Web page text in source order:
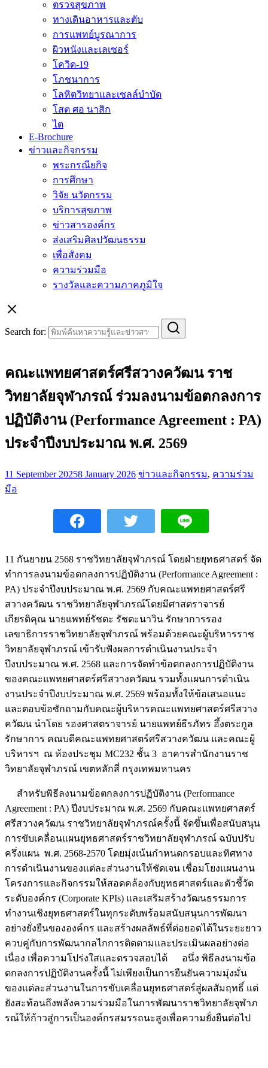
ตรวจสุขภาพ
ทางเดินอาหารและตับ
การแพทย์บูรณาการ
ผิวหนังและเลเซอร์
โควิด-19
โภชนาการ
โลหิตวิทยาและเซลล์บำบัด
โสต ศอ นาสิก
ไต
E-Brochure
ข่าวและกิจกรรม
พระกรณียกิจ
การศึกษา
วิจัย นวัตกรรม
บริการสุขภาพ
ข่าวสารองค์กร
ส่งเสริมศิลปวัฒนธรรม
เพื่อสังคม
ความร่วมมือ
รางวัลและความภาคภูมิใจ
Search for:
คณะแพทยศาสตร์ศรีสวางควัฒน ราช
วิทยาลัยจุฬาภรณ์ ร่วมลงนามข้อตกลงการ
ปฏิบัติงาน (Performance Agreement : PA)
ประจำปีงบประมาณ พ.ศ. 2569
11 September 20258 January 2026 ข่าวและกิจกรรม, ความร่วม
มือ
11 กันยายน 2568 ราชวิทยาลัยจุฬาภรณ์ โดยฝ่ายยุทธศาสตร์ จัด
ทำการลงนามข้อตกลงการปฏิบัติงาน (Performance Agreement :
PA) ประจำปีงบประมาณ พ.ศ. 2569 กับคณะแพทยศาสตร์ศรี
สวางควัฒน ราชวิทยาลัยจุฬาภรณ์โดยมีศาสตราจารย์
เกียรติคุณ นายแพทย์รัชตะ รัชตะนาวิน รักษาการรอง
เลขาธิการราชวิทยาลัยจุฬาภรณ์ พร้อมด้วยคณะผู้บริหารราช
วิทยาลัยจุฬาภรณ์ เข้ารับฟังผลการดำเนินงานประจำ
ปีงบประมาณ พ.ศ. 2568 และการจัดทำข้อตกลงการปฏิบัติงาน
ของคณะแพทยศาสตร์ศรีสวางควัฒน รวมทั้งแผนการดำเนิน
งานประจำปีงบประมาณ พ.ศ. 2569 พร้อมทั้งให้ข้อเสนอแนะ
และตอบข้อซักถามกับคณะผู้บริหารคณะแพทยศาสตร์ศรีสวาง
ควัฒน นำโดย รองศาสตราจารย์ นายแพทย์ธีรภัทร อึ้งตระกูล
รักษาการ คณบดีคณะแพทยศาสตร์ศรีสวางควัฒน และคณะผู้
บริหารฯ ณ ห้องประชุม MC232 ชั้น 3 อาคารสำนักงานราช
วิทยาลัยจุฬาภรณ์ เขตหลักสี่ กรุงเทพมหานคร
สำหรับพิธีลงนามข้อตกลงการปฏิบัติงาน (Performance
Agreement : PA) ปีงบประมาณ พ.ศ. 2569 กับคณะแพทยศาสตร์
ศรีสวางควัฒน ราชวิทยาลัยจุฬาภรณ์ครั้งนี้ จัดขึ้นเพื่อสนับสนุน
การขับเคลื่อนแผนยุทธศาสตร์ราชวิทยาลัยจุฬาภรณ์ ฉบับปรับ
ครึ่งแผน พ.ศ. 2568-2570 โดยมุ่งเน้นกำหนดกรอบและทิศทาง
การดำเนินงานของแต่ละส่วนงานให้ชัดเจน เชื่อมโยงแผนงาน
โครงการและกิจกรรมให้สอดคล้องกับยุทธศาสตร์และตัวชี้วัด
ระดับองค์กร (Corporate KPIs) และเสริมสร้างวัฒนธรรมการ
ทำงานเชิงยุทธศาสตร์ในทุกระดับพร้อมสนับสนุนการพัฒนา
อย่างยั่งยืนขององค์กร และสร้างผลลัพธ์ที่ต่อยอดได้ในระยะยาว
ควบคู่กับการพัฒนากลไกการติดตามและประเมินผลอย่างต่อ
เนื่อง เพื่อความโปร่งใสและตรวจสอบได้ อนึ่ง พิธีลงนามข้อ
ตกลงการปฏิบัติงานครั้งนี้ ไม่เพียงเป็นการยืนยันความมุ่งมั่น
ของแต่ละส่วนงานในการขับเคลื่อนยุทธศาสตร์สู่ผลสัมฤทธิ์ แต่
ยังสะท้อนถึงพลังความร่วมมือในการพัฒนาราชวิทยาลัยจุฬาภ
รณ์ให้ก้าวสู่การเป็นองค์กรสมรรถนะสูงเพื่อความยั่งยืนต่อไป